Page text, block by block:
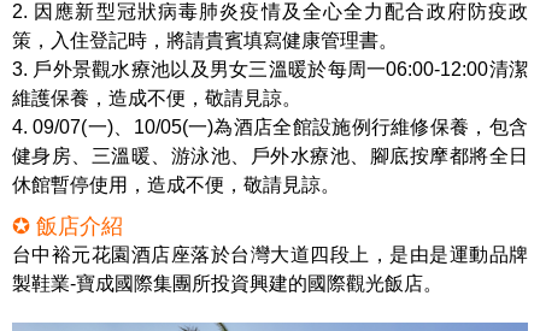
2. 因應新型冠狀病毒肺炎疫情及全心全力配合政府防疫政
策，入住登記時，將請貴賓填寫健康管理書。
3. 戶外景觀水療池以及男女三溫暖於每周一06:00-12:00清潔
維護保養，造成不便，敬請見諒。
4. 09/07(一)、10/05(一)為酒店全館設施例行維修保養，包含
健身房、三溫暖、游泳池、戶外水療池、腳底按摩都將全日
休館暫停使用，造成不便，敬請見諒。
✪ 飯店介紹
台中裕元花園酒店座落於台灣大道四段上，是由是運動品牌
製鞋業-寶成國際集團所投資興建的國際觀光飯店。